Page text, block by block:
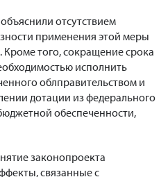
отсутствием
применения этой меры
того, сокращение срока
исполнить
облправительством и
дотации из федерального
обеспеченности,
законопроекта
связанные с